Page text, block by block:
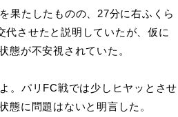
果たしたものの、27分に右ふくら
させたと説明していたが、仮に
態が不安視されていた。
。パリFC戦では少しヒヤッとさせ
態に問題はないと明言した。